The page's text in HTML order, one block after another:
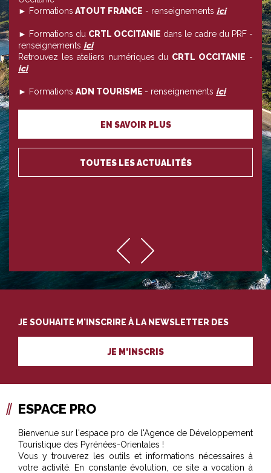
► Formations ATOUT FRANCE - renseignements ici
► Formations du CRTL OCCITANIE dans le cadre du PRF -
renseignements ici
Retrouvez les ateliers numériques du CRTL OCCITANIE -
ici
► Formations ADN TOURISME - renseignements ici
EN SAVOIR PLUS
TOUTES LES ACTUALITÉS
JE SOUHAITE M'INSCRIRE À LA NEWSLETTER DES
PROFESSIONNELS DU TOURISME
JE M'INSCRIS
ESPACE PRO
Bienvenue sur l'espace pro de l'Agence de Développement
Touristique des Pyrénées-Orientales !
Vous y trouverez les outils et informations nécessaires à
votre activité. En constante évolution, ce site a vocation à